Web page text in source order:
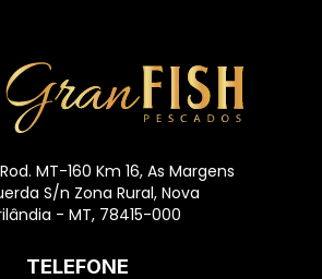
MT-160 Km 16, As Margens
S/n Zona Rural, Nova
- MT, 78415-000
TELEFONE